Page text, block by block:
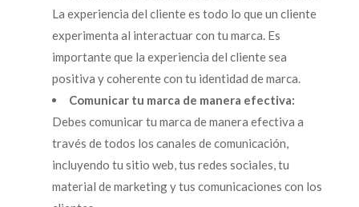
La experiencia del cliente es todo lo que un cliente
experimenta al interactuar con tu marca. Es
importante que la experiencia del cliente sea
positiva y coherente con tu identidad de marca.
Comunicar tu marca de manera efectiva:
Debes comunicar tu marca de manera efectiva a
través de todos los canales de comunicación,
incluyendo tu sitio web, tus redes sociales, tu
material de marketing y tus comunicaciones con los